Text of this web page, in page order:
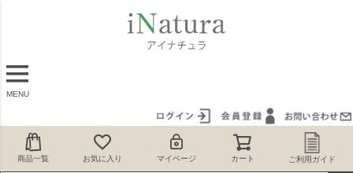
MENU
商品一覧 お気に入り マイページ カート ご利用ガイド